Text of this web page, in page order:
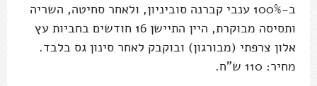
ב-100% ענבי קברנה סוביניון, ולאחר סחיטה, השריה
ותסיסה מבוקרת, היין התיישן 16 חודשים בחביות עץ
אלון צרפתי (מבורגון) ובוקבק לאחר סינון גס בלבד.
מחיר: 110 ש"ח.